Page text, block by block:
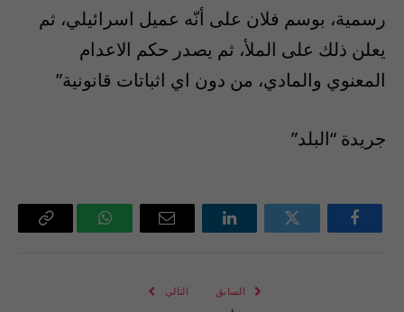
رسمية، بوسم فلان على أنّه عميل اسرائيلي، ثم
يعلن ذلك على الملأ، ثم يصدر حكم الاعدام
المعنوي والمادي، من دون اي اثباتات قانونية”‬
جريدة “البلد”
فيسبوك تويتر لينكدإن
البريد
واتساب Copy
السابق التالي